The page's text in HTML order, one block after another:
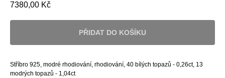
7380,00 Kč
PŘIDAT DO KOŠÍKU
Stříbro 925, modré rhodiování, rhodiování, 40 bílých topazů - 0,26ct, 13
modrých topazů - 1,04ct